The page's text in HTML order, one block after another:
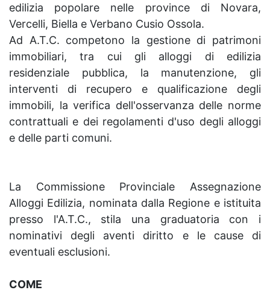
edilizia popolare nelle province di Novara,
Vercelli, Biella e Verbano Cusio Ossola.
Ad A.T.C. competono la gestione di patrimoni
immobiliari, tra cui gli alloggi di edilizia
residenziale pubblica, la manutenzione, gli
interventi di recupero e qualificazione degli
immobili, la verifica dell'osservanza delle norme
contrattuali e dei regolamenti d'uso degli alloggi
e delle parti comuni.
La Commissione Provinciale Assegnazione
Alloggi Edilizia, nominata dalla Regione e istituita
presso l'A.T.C., stila una graduatoria con i
nominativi degli aventi diritto e le cause di
eventuali esclusioni.
COME